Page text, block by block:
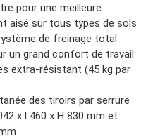
pour une meilleure
aisé sur tous types de sols
de freinage total
un grand confort de travail
extra-résistant (45 kg par
des tiroirs par serrure
x l 460 x H 830 mm et